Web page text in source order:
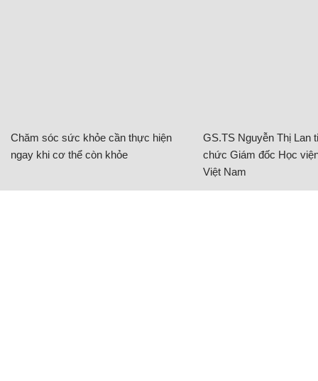
Chăm sóc sức khỏe cần thực hiện
ngay khi cơ thể còn khỏe
GS.TS Nguyễn Thị Lan
chức Giám đốc Học
Việt Nam